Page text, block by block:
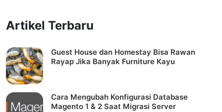
Artikel Terbaru
Guest House dan Homestay Bisa Rawan
Rayap Jika Banyak Furniture Kayu
Cara Mengubah Konfigurasi Database
Magento 1 & 2 Saat Migrasi Server